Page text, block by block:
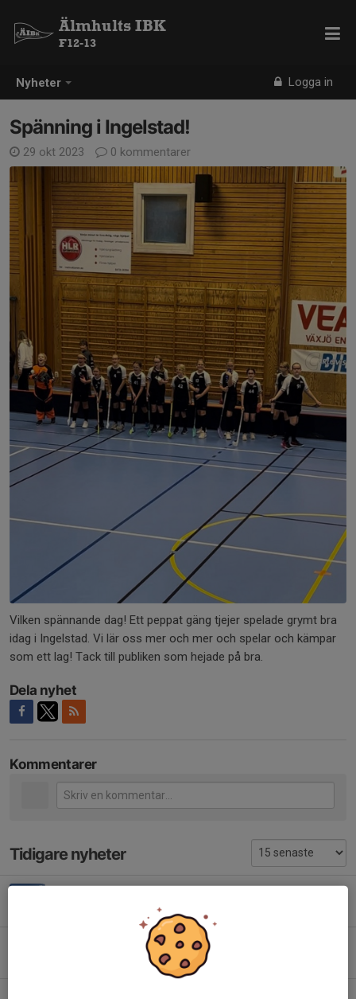
Nyheter Logga in
Älmhults IBK
F12-13
Spänning i Ingelstad!
29 okt 2023 0 kommentarer
Vilken spännande dag! Ett peppat gäng tjejer spelade grymt bra
idag i Ingelstad. Vi lär oss mer och mer och spelar och kämpar
som ett lag! Tack till publiken som hejade på bra.
Dela nyhet
Kommentarer
Tidigare nyheter